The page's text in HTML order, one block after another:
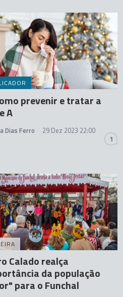
prevenir e tratar a
A
Dias Ferro
29 Dez 2023 22:00
1
Calado realça
da população
para o Funchal